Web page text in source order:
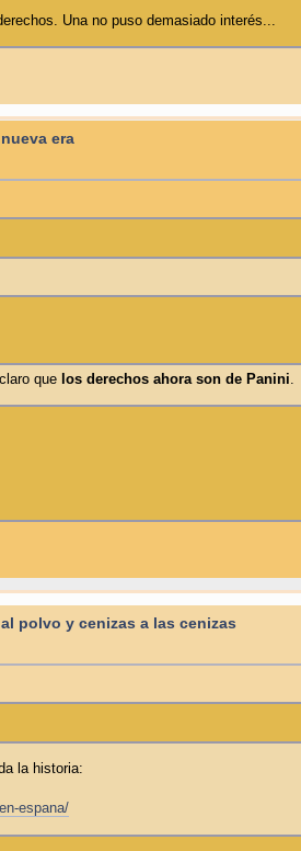
Una no puso demasiado interés...
era
que los derechos ahora son de Panini
polvo y cenizas a las cenizas
la historia:
espana/